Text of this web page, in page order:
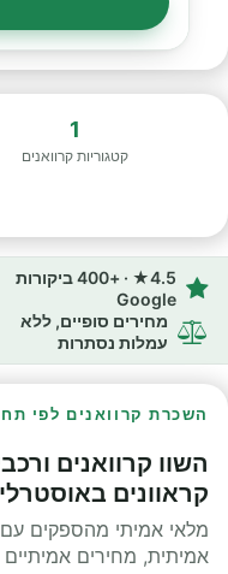
1
קטגוריות קרוואנים
4.5★ · +400 ביקורות
Google
מחירים סופיים, ללא
עמלות נסתרות
השכרת קרוואנים לפי
השוו קרוואנים
קראוונים
מלאי אמיתי מהספקים
אמיתית, מחירים אמיתיים